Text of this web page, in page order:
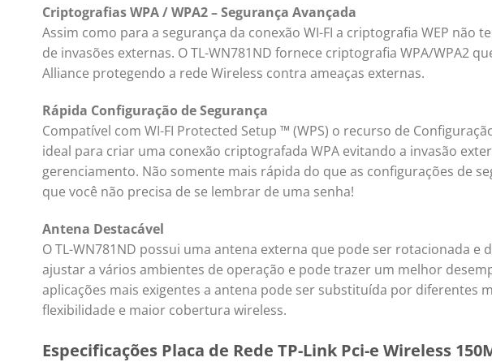
Criptografias WPA / WPA2 – Segurança Avançada
Assim como para a segurança da conexão WI-FI a criptografia WEP não
de invasões externas. O TL-WN781ND fornece criptografia WPA/WPA2
Alliance protegendo a rede Wireless contra ameaças externas.
Rápida Configuração de Segurança
Compatível com WI-FI Protected Setup ™ (WPS) o recurso de
ideal para criar uma conexão criptografada WPA evitando a invasão
gerenciamento. Não somente mais rápida do que as configurações de
que você não precisa de se lembrar de uma senha!
Antena Destacável
O TL-WN781ND possui uma antena externa que pode ser rotacionada
ajustar a vários ambientes de operação e pode trazer um melhor
aplicações mais exigentes a antena pode ser substituída por diferentes
flexibilidade e maior cobertura wireless.
Especificações Placa de Rede TP-Link Pci-e Wireless